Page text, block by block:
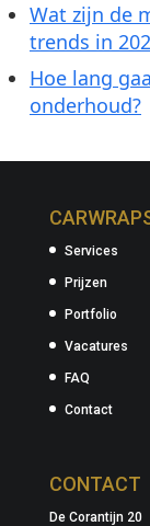
Wat zijn de
trends in
Hoe lang
onderhoud?
Services
Prijzen
Portfolio
Vacatures
FAQ
Contact
CONTACT
De Corantijn 20